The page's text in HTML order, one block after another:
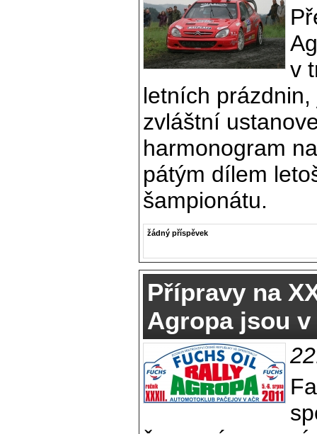
v
letních
zvláštní
harmonogram
pátým dílem
šampionátu.
žádný příspěvek
Přípravy na
Agropa jsou